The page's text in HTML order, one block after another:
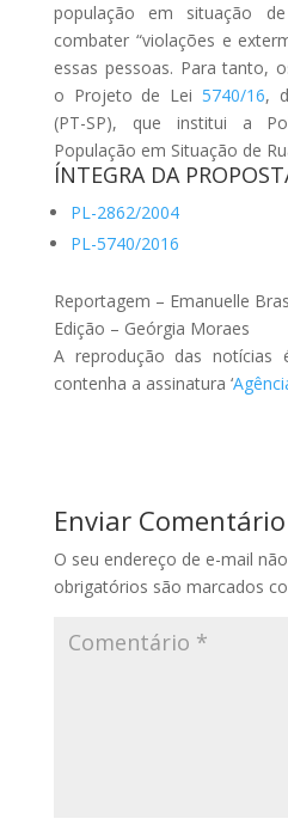
população em situação
combater “violações e
essas pessoas. Para tanto,
o Projeto de Lei 5740/16,
(PT-SP), que institui a
População em Situação de
ÍNTEGRA DA
PL-2862/2004
PL-5740/2016
Reportagem – Emanuelle
Edição – Geórgia Moraes
A reprodução das notícias
contenha a assinatura ‘
Enviar Comentário
O seu endereço de e-mail
obrigatórios são marcados